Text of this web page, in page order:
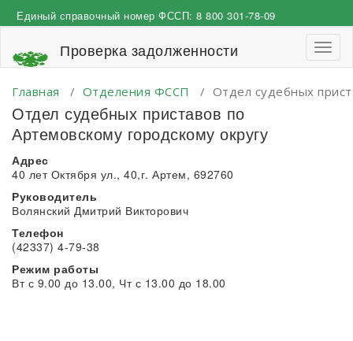
к
Единый справочный номер ФССП: 8 800 301-78-09
Проверка задолженности
Главная / Отделения ФССП / Отдел судебных
Отдел судебных приставов по
Артемовскому городскому округу
Адрес
40 лет Октября ул., 40,г. Артем, 692760
Руководитель
Волянский Дмитрий Викторович
Телефон
(42337) 4-79-38
Режим работы
Вт с 9.00 до 13.00, Чт с 13.00 до 18.00